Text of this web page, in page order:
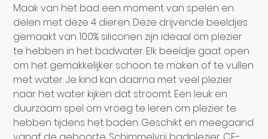
Maak van het bad een moment van spelen en
delen met deze 4 dieren. Deze drijvende beeldjes
gemaakt van 100% siliconen zijn ideaal om plezier
te hebben in het badwater. Elk beeldje gaat open
om het gemakkelijker schoon te maken of te vullen
met water. Je kind kan daarna met veel plezier
naar het water kijken dat stroomt. Een leuk en
duurzaam spel om vroeg te leren om plezier te
hebben tijdens het baden. Geschikt en meegaand